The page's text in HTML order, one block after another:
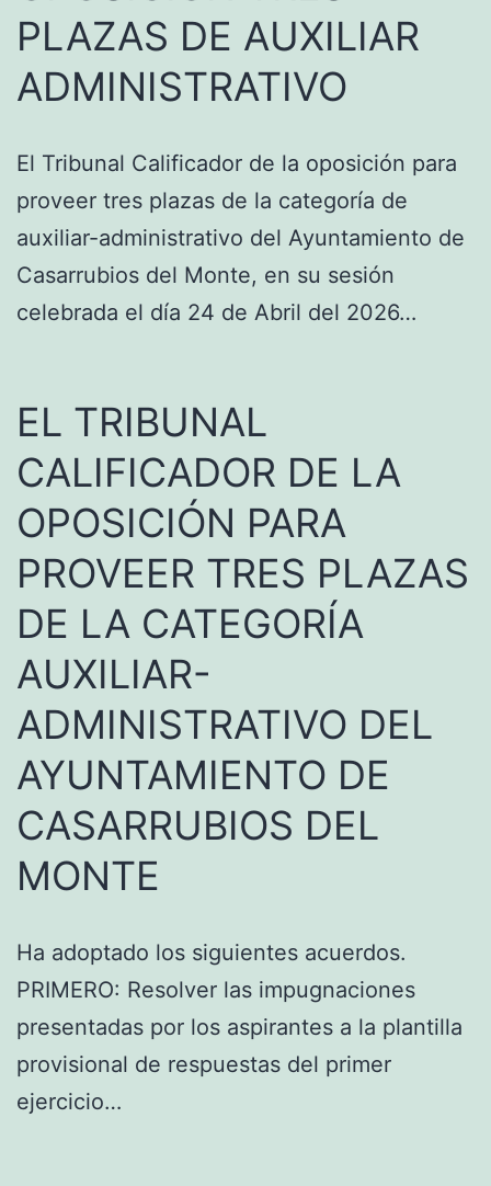
PLAZAS DE AUXILIAR
ADMINISTRATIVO
El Tribunal Calificador de la oposición para
proveer tres plazas de la categoría de
auxiliar-administrativo del Ayuntamiento de
Casarrubios del Monte, en su sesión
celebrada el día 24 de Abril del 2026…
EL TRIBUNAL
CALIFICADOR DE LA
OPOSICIÓN PARA
PROVEER TRES PLAZAS
DE LA CATEGORÍA
AUXILIAR-
ADMINISTRATIVO DEL
AYUNTAMIENTO DE
CASARRUBIOS DEL
MONTE
Ha adoptado los siguientes acuerdos.
PRIMERO: Resolver las impugnaciones
presentadas por los aspirantes a la plantilla
provisional de respuestas del primer
ejercicio…